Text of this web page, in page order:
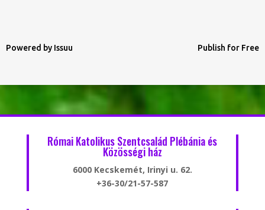
Powered by Issuu Publish for Free
Római Katolikus Szentcsalád Plébánia és
Közösségi ház
6000 Kecskemét, Irinyi u. 62.
+36-30/21-57-587